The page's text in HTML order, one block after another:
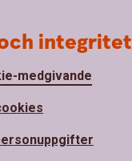
integritet
medgivande